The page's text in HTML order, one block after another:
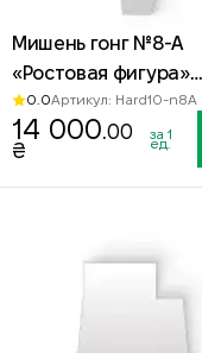
Мишень гонг №8-А
«Ростовая фигура»
1500×500 мм — сталь
Hardox 500
0.0Артикул: Hard10-n8A
14 000.00
₴
за 1
ед.